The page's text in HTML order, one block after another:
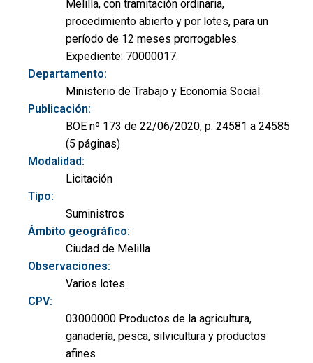
Melilla, con tramitación ordinaria,
procedimiento abierto y por lotes, para un
período de 12 meses prorrogables.
Expediente: 70000017.
Departamento:
Ministerio de Trabajo y Economía Social
Publicación:
BOE nº 173 de 22/06/2020, p. 24581 a 24585
(5 páginas)
Modalidad:
Licitación
Tipo:
Suministros
Ámbito geográfico:
Ciudad de Melilla
Observaciones:
Varios lotes.
CPV:
03000000 Productos de la agricultura,
ganadería, pesca, silvicultura y productos
afines